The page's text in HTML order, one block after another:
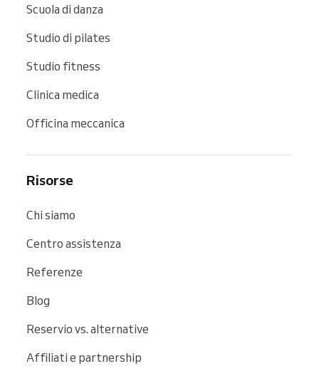
Scuola di danza
Studio di pilates
Studio fitness
Clinica medica
Officina meccanica
Risorse
Chi siamo
Centro assistenza
Referenze
Blog
Reservio vs. alternative
Affiliati e partnership